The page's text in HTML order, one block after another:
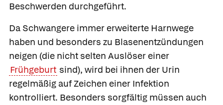
Beschwerden durchgeführt.
Da Schwangere immer erweiterte Harnwege
haben und besonders zu Blasenentzündungen
neigen (die nicht selten Auslöser einer
Frühgeburt sind), wird bei ihnen der Urin
regelmäßig auf Zeichen einer Infektion
kontrolliert. Besonders sorgfältig müssen auch